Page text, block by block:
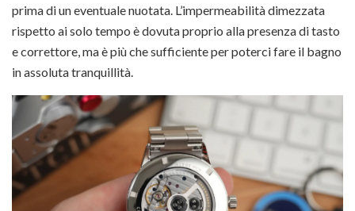
prima di un eventuale nuotata. L’impermeabilità dimezzata
rispetto ai solo tempo è dovuta proprio alla presenza di tasto
e correttore, ma è più che sufficiente per poterci fare il bagno
in assoluta tranquillità.